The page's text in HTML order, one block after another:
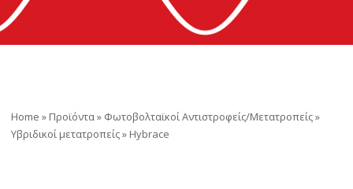
Home » Προϊόντα» Φωτοβολταϊκοί Αντιστροφείς/Μετατροπείς»
Υβριδικοί μετατροπείς» Hybrace